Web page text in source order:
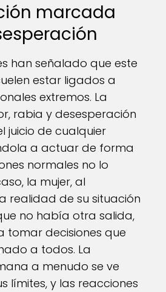
marcada
han señalado que este
estar ligados a
extremos. La
rabia y desesperación
juicio de cualquier
a actuar de forma
normales no lo
la mujer, al
realidad de su situación
no había otra salida,
tomar decisiones que
a todos. La
a menudo se ve
límites, y las reacciones